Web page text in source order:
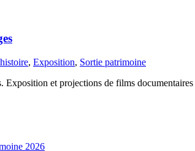
, Exposition, Sortie patrimoine
Exposition et projections de films documentaires